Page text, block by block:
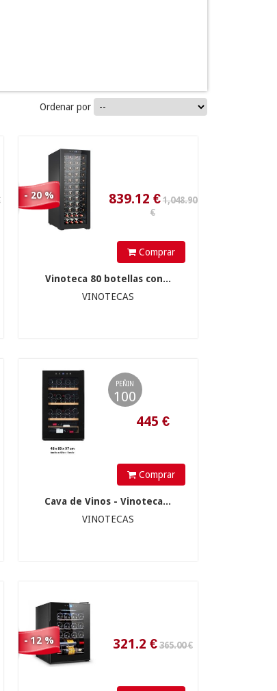
Ordenar por
- 20 %
Comprar
Vinoteca 80 botellas con...
VINOTECAS
PEÑIN
100
Comprar
Cava de Vinos - Vinoteca...
VINOTECAS
- 12 %